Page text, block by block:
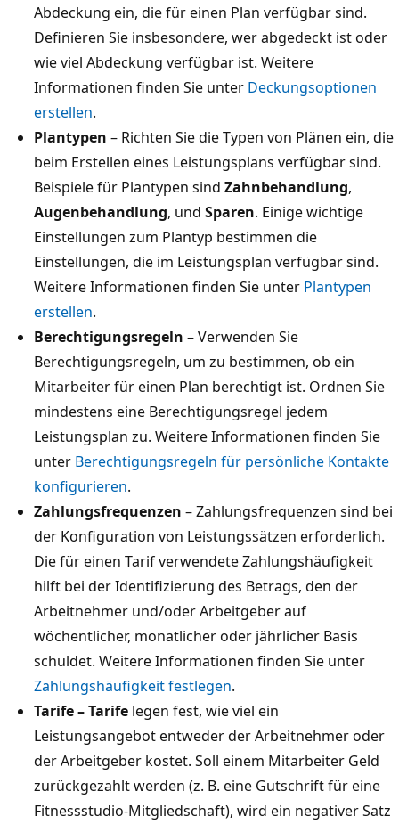
Abdeckung ein, die für einen Plan verfügbar sind.
Definieren Sie insbesondere, wer abgedeckt ist oder
wie viel Abdeckung verfügbar ist. Weitere
Informationen finden Sie unter Deckungsoptionen
erstellen.
Plantypen – Richten Sie die Typen von Plänen ein, die
beim Erstellen eines Leistungsplans verfügbar sind.
Beispiele für Plantypen sind Zahnbehandlung,
Augenbehandlung, und Sparen. Einige wichtige
Einstellungen zum Plantyp bestimmen die
Einstellungen, die im Leistungsplan verfügbar sind.
Weitere Informationen finden Sie unter Plantypen
erstellen.
Berechtigungsregeln – Verwenden Sie
Berechtigungsregeln, um zu bestimmen, ob ein
Mitarbeiter für einen Plan berechtigt ist. Ordnen Sie
mindestens eine Berechtigungsregel jedem
Leistungsplan zu. Weitere Informationen finden Sie
unter Berechtigungsregeln für persönliche Kontakte
konfigurieren.
Zahlungsfrequenzen – Zahlungsfrequenzen sind bei
der Konfiguration von Leistungssätzen erforderlich.
Die für einen Tarif verwendete Zahlungshäufigkeit
hilft bei der Identifizierung des Betrags, den der
Arbeitnehmer und/oder Arbeitgeber auf
wöchentlicher, monatlicher oder jährlicher Basis
schuldet. Weitere Informationen finden Sie unter
Zahlungshäufigkeit festlegen.
Tarife – Tarife legen fest, wie viel ein
Leistungsangebot entweder der Arbeitnehmer oder
der Arbeitgeber kostet. Soll einem Mitarbeiter Geld
zurückgezahlt werden (z. B. eine Gutschrift für eine
Fitnessstudio-Mitgliedschaft), wird ein negativer Satz